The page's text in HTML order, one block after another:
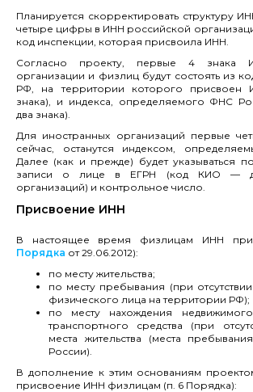
Планируется скорректировать структуру
четыре цифры в ИНН российской
код инспекции, которая присвоила ИНН.
Согласно проекту, первые 4 знака
организации и физлиц будут состоять из
РФ, на территории которого присвоен
знака), и индекса, определяемого ФНС
два знака).
Для иностранных организаций первые
сейчас, останутся индексом,
Далее (как и прежде) будет указываться
записи о лице в ЕГРН (код КИО —
организаций) и контрольное число.
Присвоение ИНН
В настоящее время физлицам ИНН
Порядка от 29.06.2012):
по месту жительства;
по месту пребывания (при отсутствии
физического лица на территории РФ);
по месту нахождения
транспортного средства (при
места жительства (места
России).
В дополнение к этим основаниям
присвоение ИНН физлицам (п. 6 Порядка):